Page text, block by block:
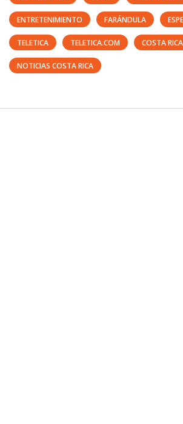
ENTRETENIMIENTO FARÁNDULA
TELETICA TELETICA.COM COSTA RICA
NOTICIAS COSTA RICA